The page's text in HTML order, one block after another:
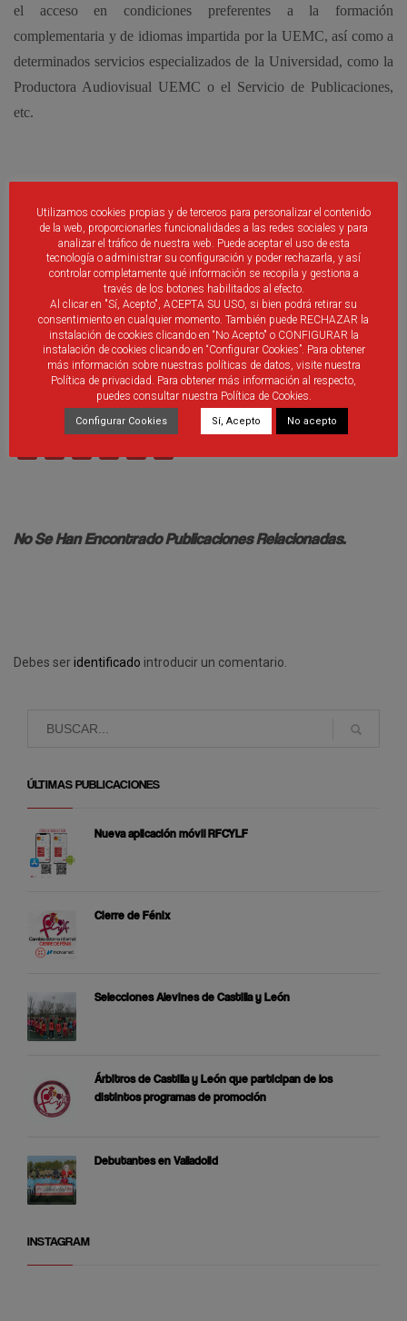
el acceso en condiciones preferentes a la formación
complementaria y de idiomas impartida por la UEMC, así como a
determinados servicios especializados de la Universidad, como la
Productora Audiovisual UEMC o el Servicio de Publicaciones,
etc.
de prácticas formativas, como entrenadores, preparadores físicos,
etc., o en otras labores que la entidad estime oportuno (gestión,
comunicación, etc.). Por último, ambas instituciones colaborarán
de manera conjunta en actividades docentes y de investigación en
las que pueda tener interés la práctica de fút bol.
No Se Han Encontrado Publicaciones Relacionadas.
Debes seridentificado introducir un comentario.
ÚLTIMAS PUBLICACIONES
Nueva aplicación móvil RFCYLF
Cierre de Fénix
Selecciones Alevines de Castilla y León
Árbitros de Castilla y León que participan de los
distintos programas de promoción
Debutantes en Valladolid
INSTAGRAM
Utilizamos cookies propias y de terceros para personalizar el contenido
de la web, proporcionarles funcionalidades a las redes sociales y para
analizar el tráfico de nuestra web. Puede aceptar el uso de esta
tecnología o administrar su configuración y poder rechazarla, y así
controlar completamente qué información se recopila y gestiona a
través de los botones habilitados al efecto.
Al clicar en "Sí, Acepto", ACEPTA SU USO, si bien podrá retirar su
consentimiento en cualquier momento. También puede RECHAZAR la
instalación de cookies clicando en “No Acepto" o CONFIGURAR la
instalación de cookies clicando en “Configurar Cookies”. Para obtener
más información sobre nuestras políticas de datos, visite nuestra
Política de privacidad. Para obtener más información al respecto,
puedes consultar nuestra Política de Cookies.
Configurar Cookies Sí, Acepto No acepto